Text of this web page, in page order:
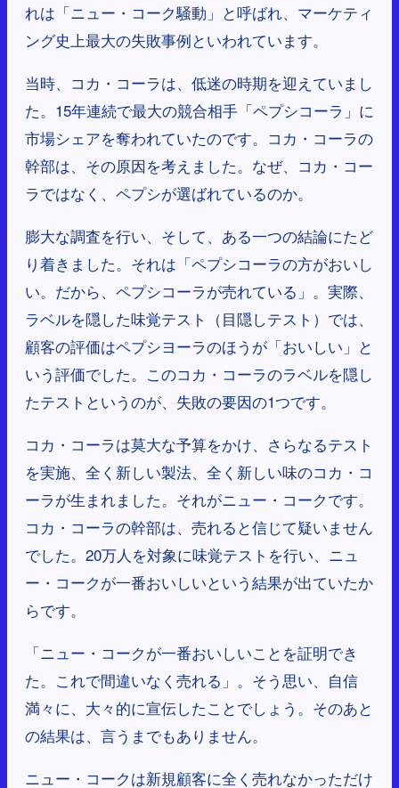
れは「ニュー・コーク騒動」と呼ばれ、マーケティ
ング史上最大の失敗事例といわれています。
当時、コカ・コーラは、低迷の時期を迎えていまし
た。15年連続で最大の競合相手「ペプシコーラ」に
市場シェアを奪われていたのです。コカ・コーラの
幹部は、その原因を考えました。なぜ、コカ・コー
ラではなく、ペプシが選ばれているのか。
膨大な調査を行い、そして、ある一つの結論にたど
り着きました。それは「ペプシコーラの方がおいし
い。だから、ペプシコーラが売れている」。実際、
ラベルを隠した味覚テスト（目隠しテスト）では、
顧客の評価はペプシヨーラのほうが「おいしい」と
いう評価でした。このコカ・コーラのラベルを隠し
たテストというのが、失敗の要因の1つです。
コカ・コーラは莫大な予算をかけ、さらなるテスト
を実施、全く新しい製法、全く新しい味のコカ・コ
ーラが生まれました。それがニュー・コークです。
コカ・コーラの幹部は、売れると信じて疑いません
でした。20万人を対象に味覚テストを行い、ニュ
ー・コークが一番おいしいという結果が出ていたか
らです。
「ニュー・コークが一番おいしいことを証明でき
た。これで間違いなく売れる」。そう思い、自信
満々に、大々的に宣伝したことでしょう。そのあと
の結果は、言うまでもありません。
ニュー・コークは新規顧客に全く売れなかっただけ